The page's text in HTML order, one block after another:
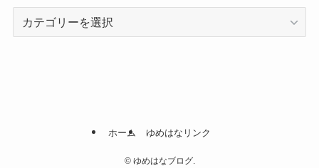
Category
ホーム ゆめはなリンク
©ゆめはなブログ.